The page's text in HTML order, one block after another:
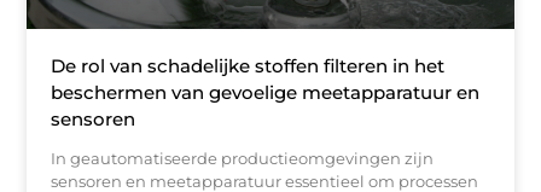
De rol van schadelijke stoffen filteren in het
beschermen van gevoelige meetapparatuur en
sensoren
In geautomatiseerde productieomgevingen zijn
sensoren en meetapparatuur essentieel om processen